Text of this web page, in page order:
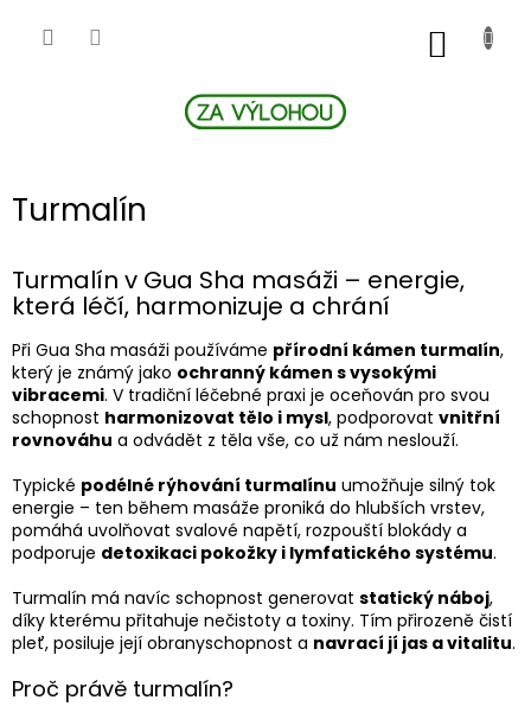
Turmalín
Turmalín v Gua Sha masáži – energie,
která léčí, harmonizuje a chrání
Při Gua Sha masáži používáme přírodní kámen turmalín,
který je známý jako ochranný kámen s vysokými
vibracemi. V tradiční léčebné praxi je oceňován pro svou
schopnost harmonizovat tělo i mysl, podporovat vnitřní
rovnováhu a odvádět z těla vše, co už nám neslouží.
Typické podélné rýhování turmalínu umožňuje silný tok
energie – ten během masáže proniká do hlubších vrstev,
pomáhá uvolňovat svalové napětí, rozpouští blokády a
podporuje detoxikaci pokožky i lymfatického systému.
Turmalín má navíc schopnost generovat statický náboj,
díky kterému přitahuje nečistoty a toxiny. Tím přirozeně čistí
pleť, posiluje její obranyschopnost a navrací jí jas a vitalitu.
Proč právě turmalín?